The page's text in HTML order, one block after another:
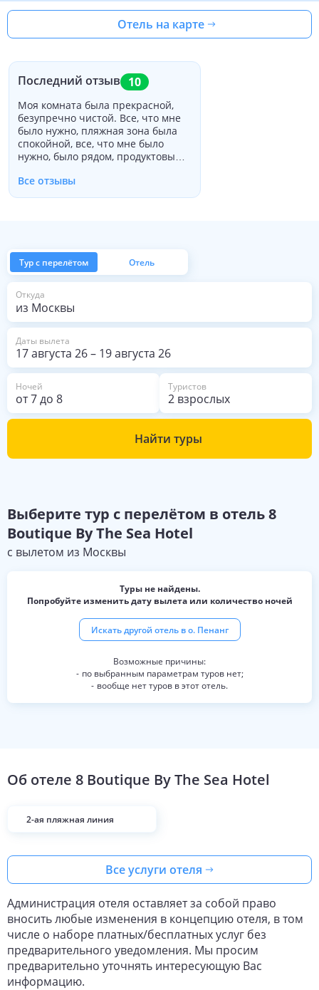
Отель на карте
Последний отзыв 10
Моя комната была прекрасной,
безупречно чистой. Все, что мне
было нужно, пляжная зона была
спокойной, все, что мне было
нужно, было рядом, продуктовый
магазины. Сотрудники были очень
полезными и информативными.
Все отзывы
Тур с перелётом Отель
Откуда
из Москвы
Даты вылета
17 августа 26– 19 августа 26
Ночей
от7до 8
Туристов
2 взрослых
Найти туры
Выберите тур с перелётом в отель8
Boutique By The Sea Hotel
с вылетом из Москвы
Туры не найдены.
Попробуйте изменить дату вылета или количество ночей
Искать другой отель во. Пенанг
по выбранным параметрам туров нет;
вообще нет туров в этот отель.
Об отеле 8 Boutique By The Sea Hotel
2-ая пляжная линия
Все услуги отеля
Администрация отеля оставляет за собой право
вносить любые изменения в концепцию отеля, в том
числе о наборе платных/бесплатных услуг без
предварительного уведомления. Мы просим
предварительно уточнять интересующую Вас
информацию.